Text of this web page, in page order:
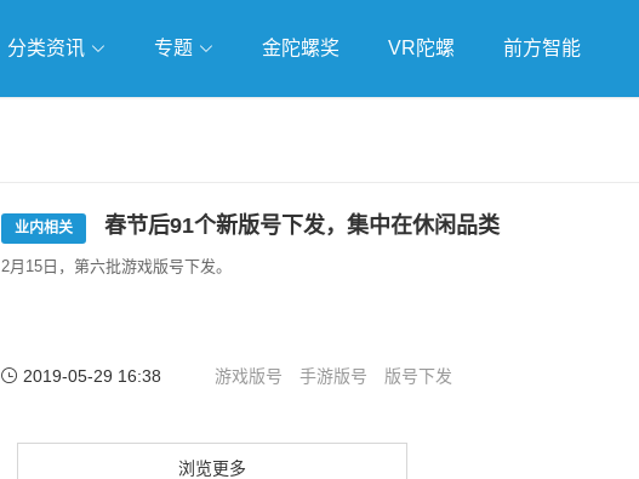
分类资讯 专题 金陀螺奖 VR陀螺 前方智能
业内相关 春节后91个新版号下发，集中在休闲品类
2月15日，第六批游戏版号下发。
2019-05-29 16:38 游戏版号 手游版号 版号下发
浏览更多